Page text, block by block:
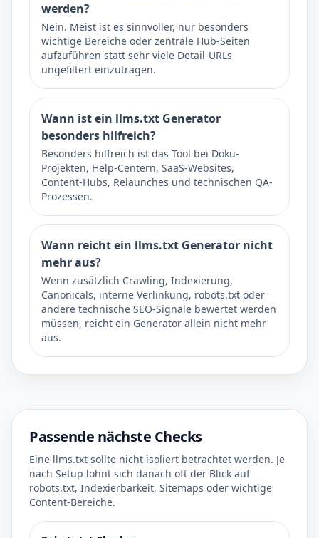
werden?
Nein. Meist ist es sinnvoller, nur besonders
wichtige Bereiche oder zentrale Hub-Seiten
aufzuführen statt sehr viele Detail-URLs
ungefiltert einzutragen.
Wann ist ein llms.txt Generator
besonders hilfreich?
Besonders hilfreich ist das Tool bei Doku-
Projekten, Help-Centern, SaaS-Websites,
Content-Hubs, Relaunches und technischen QA-
Prozessen.
Wann reicht ein llms.txt Generator nicht
mehr aus?
Wenn zusätzlich Crawling, Indexierung,
Canonicals, interne Verlinkung, robots.txt oder
andere technische SEO-Signale bewertet werden
müssen, reicht ein Generator allein nicht mehr
aus.
Passende nächste Checks
Eine llms.txt sollte nicht isoliert betrachtet werden. Je
nach Setup lohnt sich danach oft der Blick auf
robots.txt, Indexierbarkeit, Sitemaps oder wichtige
Content-Bereiche.